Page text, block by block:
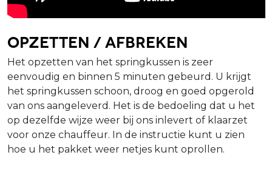
Opzetten / afbreken
Het opzetten van het springkussen is zeer
eenvoudig en binnen 5 minuten gebeurd. U krijgt
het springkussen schoon, droog en goed opgerold
van ons aangeleverd. Het is de bedoeling dat u het
op dezelfde wijze weer bij ons inlevert of klaarzet
voor onze chauffeur. In de instructie kunt u zien
hoe u het pakket weer netjes kunt oprollen.